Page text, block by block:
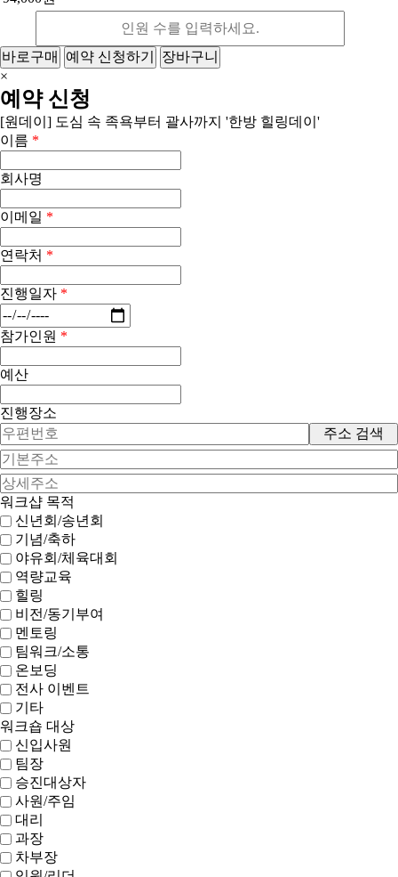
바로구매 예약 신청하기
장바구니
×
예약 신청
[원데이] 도심 속 족욕부터 괄사까지 '한방 힐링데이'
이름 *
회사명
이메일 *
연락처 *
진행일자 *
참가인원 *
예산
진행장소
주소 검색
워크샵 목적
신년회/송년회
기념/축하
야유회/체육대회
역량교육
힐링
비전/동기부여
멘토링
팀워크/소통
온보딩
전사 이벤트
기타
워크숍 대상
신입사원
팀장
승진대상자
사원/주임
대리
과장
차부장